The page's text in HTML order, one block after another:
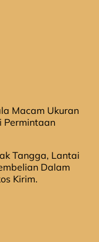
Macam Ukuran
Permintaan
Tangga, Lantai
Dalam
Kirim.